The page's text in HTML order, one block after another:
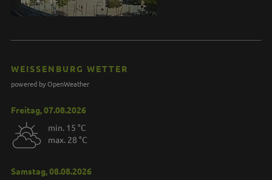
WEISSENBURG WETTER
powered by OpenWeather
Freitag, 07.08.2026
min. 15 °C
max. 28 °C
Samstag, 08.08.2026